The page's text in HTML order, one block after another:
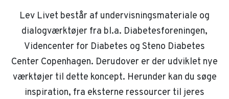
Lev Livet består af undervisningsmateriale og
dialogværktøjer fra bl.a. Diabetesforeningen,
Videncenter for Diabetes og Steno Diabetes
Center Copenhagen. Derudover er der udviklet nye
værktøjer til dette koncept. Herunder kan du søge
inspiration, fra eksterne ressourcer til jeres